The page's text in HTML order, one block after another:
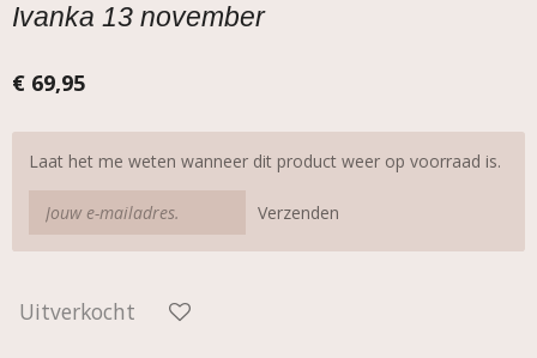
Ivanka 13 november
€ 69,95
Laat het me weten wanneer dit product weer op voorraad is.
Verzenden
Uitverkocht